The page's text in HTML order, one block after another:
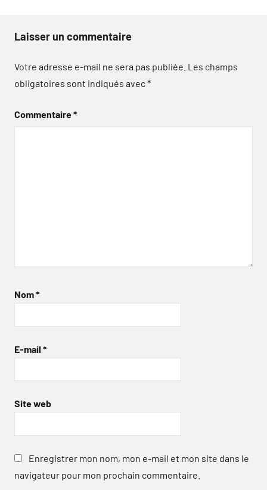
Laisser un commentaire
Votre adresse e-mail ne sera pas publiée. Les champs
obligatoires sont indiqués avec*
Commentaire*
Nom*
E-mail *
Site web
Enregistrer mon nom, mon e-mail et mon site dans le
navigateur pour mon prochain commentaire.